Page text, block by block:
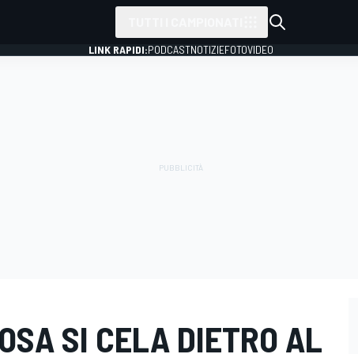
LINK RAPIDI:PODCASTNOTIZIEFOTOVIDEO
SI CELA DIETRO AL